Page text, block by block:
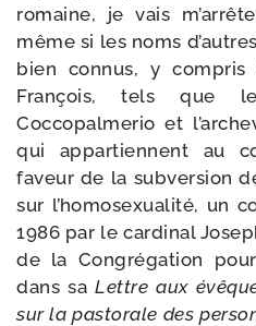
romaine, je vais
même si les noms
bien connus, y
François, tels que le
Coccopalmerio et
qui appar­tiennent au
faveur de la sub­ver­sion
sur l’homosexualité, un
1986 par le car­di­nal
de la Congrégation
dans sa Lettre aux
sur la pas­to­rale des